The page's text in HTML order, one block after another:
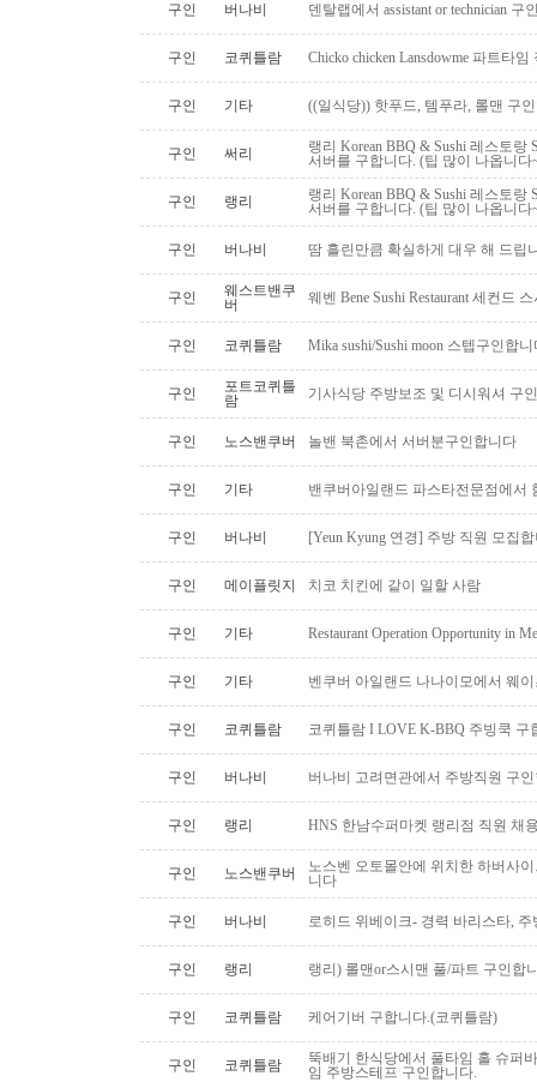
구인 버나비 덴탈랩에서 assistant or technician 구
구인 코퀴틀람 Chicko chicken Lansdowme 파트타
구인 기타 ((일식당)) 핫푸드, 템푸라, 롤맨 구
구인 써리
랭리 Korean BBQ & Sushi 레스토
서버를 구합니다. (팁 많이 나옵니다
구인 랭리
랭리 Korean BBQ & Sushi 레스토
서버를 구합니다. (팁 많이 나옵니다
구인 버나비 땀 흘린만큼 확실하게 대우 해 드립
구인
웨스트밴쿠
버
웨벤 Bene Sushi Restaurant 세컨드
구인 코퀴틀람 Mika sushi/Sushi moon 스텝구인합
구인
포트코퀴틀
람
기사식당 주방보조 및 디시워셔 구
구인 노스밴쿠버 놀밴 북촌에서 서버분구인합니다
구인 기타 밴쿠버아일랜드 파스타전문점에서
구인 버나비 [Yeun Kyung 연경] 주방 직원 모집
구인 메이플릿지 치코 치킨에 같이 일할 사람
구인 기타 Restaurant Operation Opportunity in
구인 기타 벤쿠버 아일랜드 나나이모에서 웨
구인 코퀴틀람 코퀴틀람 I LOVE K-BBQ 주빙쿡 구
구인 버나비 버나비 고려면관에서 주방직원 구
구인 랭리 HNS 한남수퍼마켓 랭리점 직원 채
구인 노스밴쿠버
노스벤 오토몰안에 위치한 하버사
니다
구인 버나비 로히드 위베이크- 경력 바리스타, 주
구인 랭리 랭리) 롤맨or스시맨 풀/파트 구인합
구인 코퀴틀람 케어기버 구합니다.(코퀴틀람)
구인 코퀴틀람
뚝배기 한식당에서 풀타임 홀 슈퍼
임 주방스테프 구인합니다.